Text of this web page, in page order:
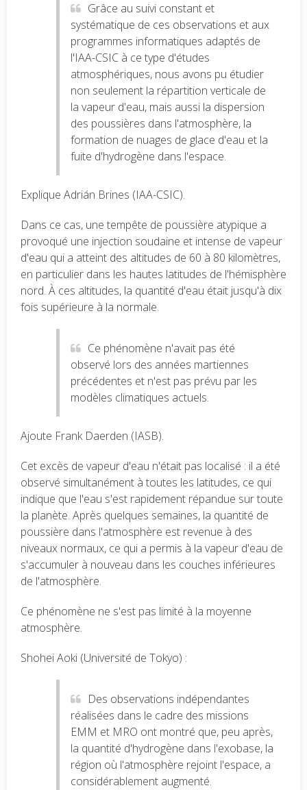
Grâce au suivi constant et
systématique de ces observations et aux
programmes informatiques adaptés de
l'IAA-CSIC à ce type d'études
atmosphériques, nous avons pu étudier
non seulement la répartition verticale de
la vapeur d'eau, mais aussi la dispersion
des poussières dans l'atmosphère, la
formation de nuages de glace d'eau et la
fuite d'hydrogène dans l'espace.
Explique Adrián Brines (IAA-CSIC).
Dans ce cas, une tempête de poussière atypique a
provoqué une injection soudaine et intense de vapeur
d'eau qui a atteint des altitudes de 60 à 80 kilomètres,
en particulier dans les hautes latitudes de l'hémisphère
nord. À ces altitudes, la quantité d'eau était jusqu'à dix
fois supérieure à la normale.
Ce phénomène n'avait pas été
observé lors des années martiennes
précédentes et n'est pas prévu par les
modèles climatiques actuels.
Ajoute Frank Daerden (IASB).
Cet excès de vapeur d'eau n'était pas localisé : il a été
observé simultanément à toutes les latitudes, ce qui
indique que l'eau s'est rapidement répandue sur toute
la planète. Après quelques semaines, la quantité de
poussière dans l'atmosphère est revenue à des
niveaux normaux, ce qui a permis à la vapeur d'eau de
s'accumuler à nouveau dans les couches inférieures
de l'atmosphère.
Ce phénomène ne s'est pas limité à la moyenne
atmosphère.
Shohei Aoki (Université de Tokyo) :
Des observations indépendantes
réalisées dans le cadre des missions
EMM et MRO ont montré que, peu après,
la quantité d'hydrogène dans l'exobase, la
région où l'atmosphère rejoint l'espace, a
considérablement augmenté.